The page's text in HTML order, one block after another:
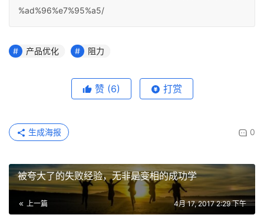
%ad%96%e7%95%a5/
产品优化 阻力
赞 (6) 打赏
0
生成海报
被夸大了的失败经验，无非是变相的成功学
上一篇 4月 17, 2017 2:29 下午